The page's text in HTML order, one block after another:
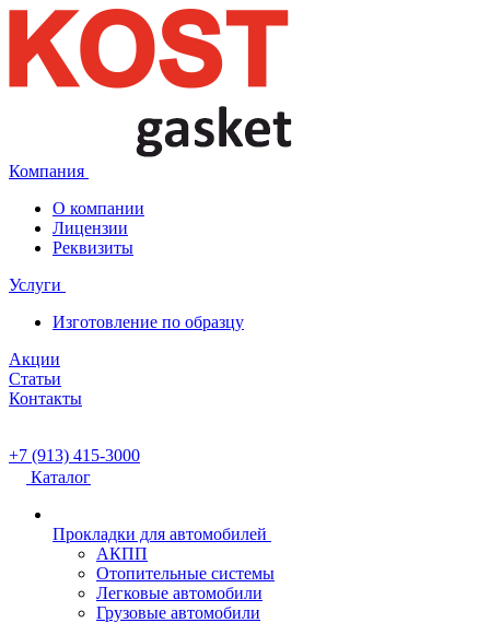
Компания
О компании
Лицензии
Реквизиты
Услуги
Изготовление по образцу
Акции
Статьи
Контакты
+7 (913) 415-3000
Каталог
Прокладки для автомобилей
АКПП
Отопительные системы
Легковые автомобили
Грузовые автомобили